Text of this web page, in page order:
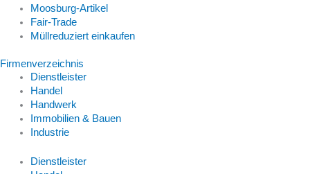
Moosburg-Artikel
Fair-Trade
Müllreduziert einkaufen
Firmenverzeichnis
Dienstleister
Handel
Handwerk
Immobilien & Bauen
Industrie
Dienstleister